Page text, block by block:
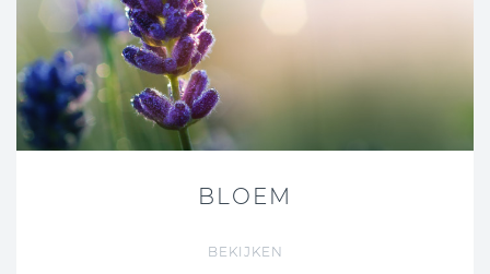
BLOEM
BEKIJKEN